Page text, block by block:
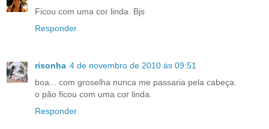
Ficou com uma cor linda. Bjs
Responder
risonha 4 de novembro de 2010 às 09:51
boa... com groselha nunca me passaria pela cabeça.
o pão ficou com uma cor linda.
Responder